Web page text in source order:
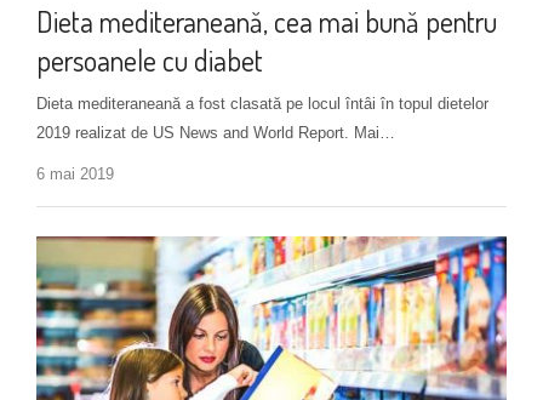
Dieta mediteraneană, cea mai bună pentru
persoanele cu diabet
Dieta mediteraneană a fost clasată pe locul întâi în topul dietelor
2019 realizat de US News and World Report. Mai…
6 mai 2019